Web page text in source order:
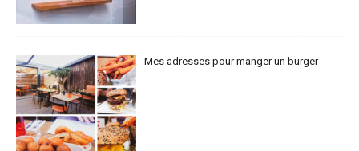
Mes adresses pour manger un burger